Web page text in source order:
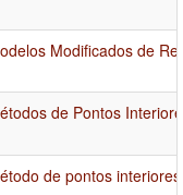
Modificados de
de Pontos
de pontos